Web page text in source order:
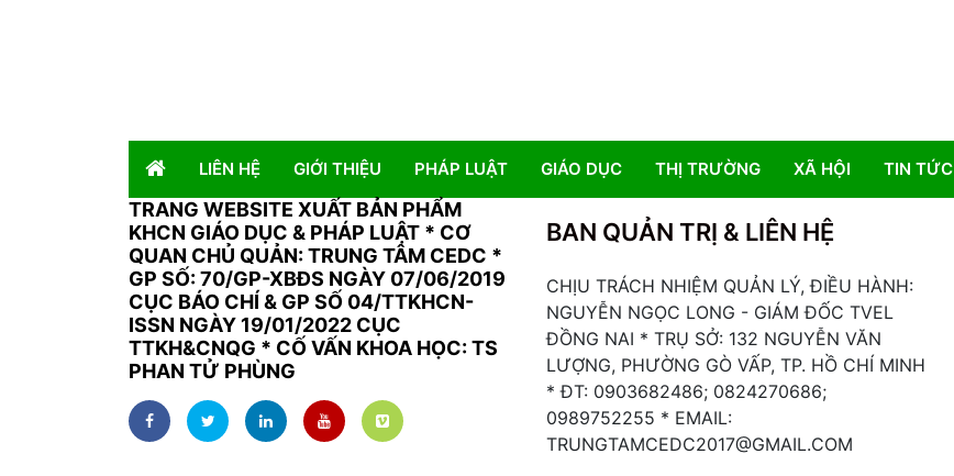
LIÊN HỆ GIỚI THIỆU PHÁP LUẬT GIÁO DỤC THỊ TRƯỜNG XÃ HỘI TIN TỨC
TRANG WEBSITE XUẤT BẢN PHẨM
KHCN GIÁO DỤC & PHÁP LUẬT * CƠ
QUAN CHỦ QUẢN: TRUNG TÂM CEDC *
GP SỐ: 70/GP-XBĐS NGÀY 07/06/2019
CỤC BÁO CHÍ & GP SỐ 04/TTKHCN-
ISSN NGÀY 19/01/2022 CỤC
TTKH&CNQG * CỐ VẤN KHOA HỌC: TS
PHAN TỬ PHÙNG
BAN QUẢN TRỊ & LIÊN HỆ
CHỊU TRÁCH NHIỆM QUẢN LÝ, ĐIỀU HÀNH:
NGUYỄN NGỌC LONG - GIÁM ĐỐC TVEL
ĐỒNG NAI * TRỤ SỞ: 132 NGUYỄN VĂN
LƯỢNG, PHƯỜNG GÒ VẤP, TP. HỒ CHÍ MINH
* ĐT: 0903682486; 0824270686;
0989752255 * EMAIL:
TRUNGTAMCEDC2017@GMAIL.COM